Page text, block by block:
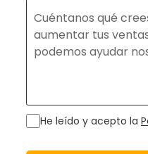
He leído y acepto la